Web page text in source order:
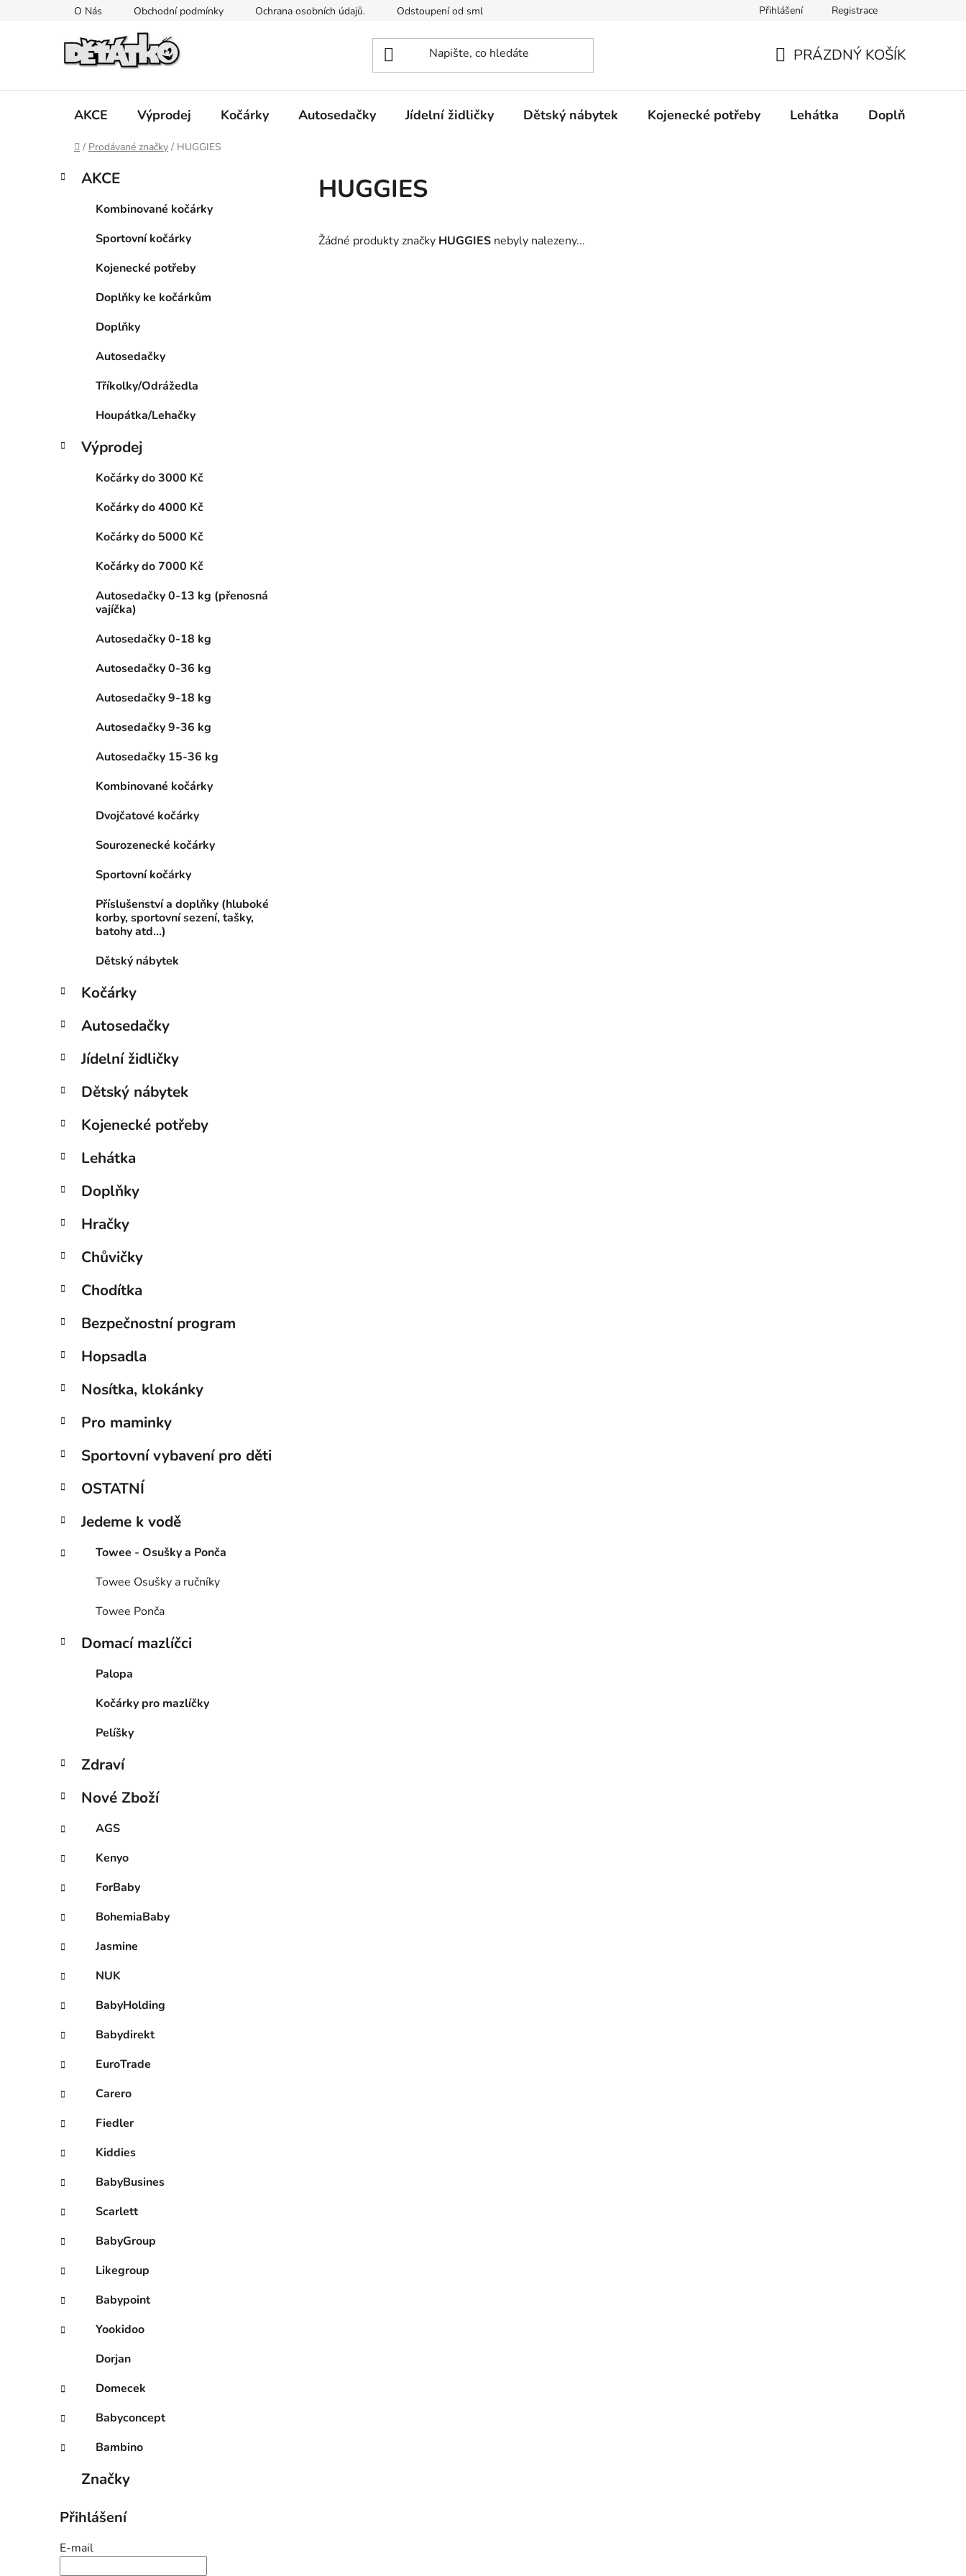
O Nás Obchodní podmínky Ochrana osobních údajů. Odstoupení od smlouvy Mimosoudní řešení spotřebitelských sporů. Prohlášení o použití cookies
Přihlášení Registrace
KOŠÍK
PRÁZDNÝ KOŠÍK
AKCE Výprodej Kočárky Autosedačky Jídelní židličky Dětský nábytek Kojenecké potřeby Lehátka Doplňky
Domů
/ Prodávané značky / HUGGIES
PPřeskočit
kategorie
K
a
AKCE
Kombinované kočárky
Sportovní kočárky
Kojenecké potřeby
Doplňky ke kočárkům
Doplňky
Autosedačky
Tříkolky/Odrážedla
Houpátka/Lehačky
Výprodej
Kočárky do 3000 Kč
Kočárky do 4000 Kč
Kočárky do 5000 Kč
Kočárky do 7000 Kč
Autosedačky 0-13 kg (přenosná
vajíčka)
Autosedačky 0-18 kg
Autosedačky 0-36 kg
Autosedačky 9-18 kg
Autosedačky 9-36 kg
Autosedačky 15-36 kg
Kombinované kočárky
Dvojčatové kočárky
Sourozenecké kočárky
Sportovní kočárky
Příslušenství a doplňky (hluboké
korby, sportovní sezení, tašky,
batohy atd...)
Dětský nábytek
Kočárky
Autosedačky
Jídelní židličky
Dětský nábytek
Kojenecké potřeby
Lehátka
Doplňky
Hračky
Chůvičky
Chodítka
Bezpečnostní program
Hopsadla
Nosítka, klokánky
Pro maminky
Sportovní vybavení pro děti
OSTATNÍ
Jedeme k vodě
Towee - Osušky a Ponča
Towee Osušky a ručníky
Towee Ponča
Domací mazlíčci
Palopa
Kočárky pro mazlíčky
Pelíšky
Zdraví
Nové Zboží
AGS
Kenyo
ForBaby
BohemiaBaby
Jasmine
NUK
BabyHolding
Babydirekt
EuroTrade
Carero
Fiedler
Kiddies
BabyBusines
Scarlett
BabyGroup
Likegroup
Babypoint
Yookidoo
Dorjan
Domecek
Babyconcept
Bambino
Značky
Přihlášení
E-mail
HUGGIES
Žádné produkty značky HUGGIES nebyly nalezeny...